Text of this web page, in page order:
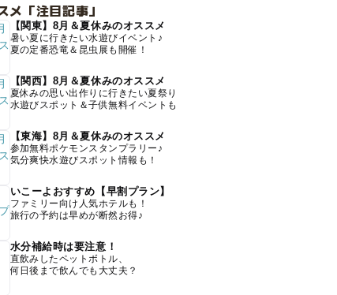
メ「注目記事」
【関東】8月＆夏休みのオススメ
暑い夏に行きたい水遊びイベント♪
夏の定番恐竜＆昆虫展も開催！
【関西】8月＆夏休みのオススメ
夏休みの思い出作りに行きたい夏祭り
水遊びスポット＆子供無料イベントも
【東海】8月＆夏休みのオススメ
参加無料ポケモンスタンプラリー♪
気分爽快水遊びスポット情報も！
いこーよおすすめ【早割プラン】
ファミリー向け人気ホテルも！
旅行の予約は早めが断然お得♪
水分補給時は要注意！
直飲みしたペットボトル、
何日後まで飲んでも大丈夫？